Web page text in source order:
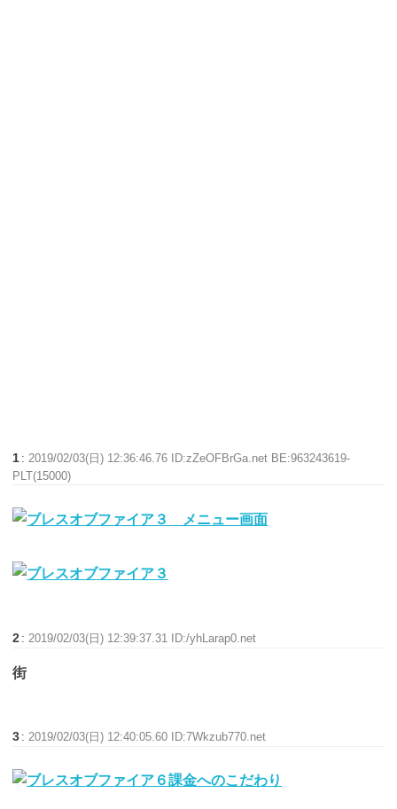
1 : 2019/02/03(日) 12:36:46.76 ID:zZeOFBrGa.net BE:963243619-
PLT(15000)
2 : 2019/02/03(日) 12:39:37.31 ID:/yhLarap0.net
街
3 : 2019/02/03(日) 12:40:05.60 ID:7Wkzub770.net